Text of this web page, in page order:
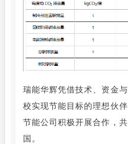
瑞能华辉凭借技术、资金
校实现节能目标的理想伙
节能公司积极开展合作，
国。